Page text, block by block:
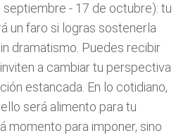
septiembre - 17 de octubre): tu
un faro si logras sostenerla
dramatismo. Puedes recibir
a cambiar tu perspectiva
estancada. En lo cotidiano,
será alimento para tu
momento para imponer, sino